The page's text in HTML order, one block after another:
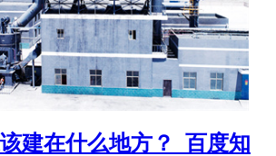
建在什么地方？_百度知